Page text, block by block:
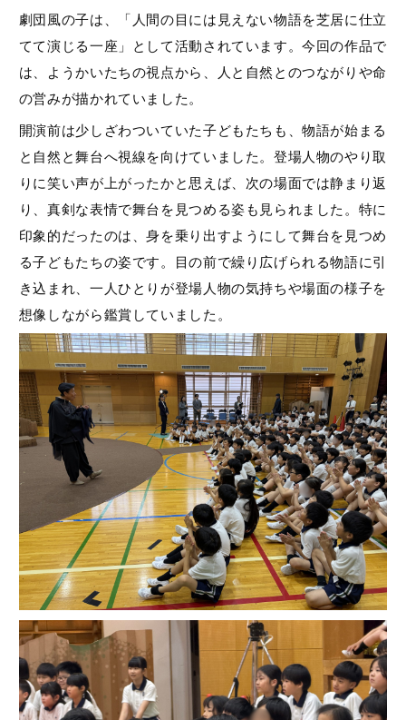
劇団風の子は、「人間の目には見えない物語を芝居に仕立
てて演じる一座」として活動されています。今回の作品で
は、ようかいたちの視点から、人と自然とのつながりや命
の営みが描かれていました。
開演前は少しざわついていた子どもたちも、物語が始まる
と自然と舞台へ視線を向けていました。登場人物のやり取
りに笑い声が上がったかと思えば、次の場面では静まり返
り、真剣な表情で舞台を見つめる姿も見られました。特に
印象的だったのは、身を乗り出すようにして舞台を見つめ
る子どもたちの姿です。目の前で繰り広げられる物語に引
き込まれ、一人ひとりが登場人物の気持ちや場面の様子を
想像しながら鑑賞していました。